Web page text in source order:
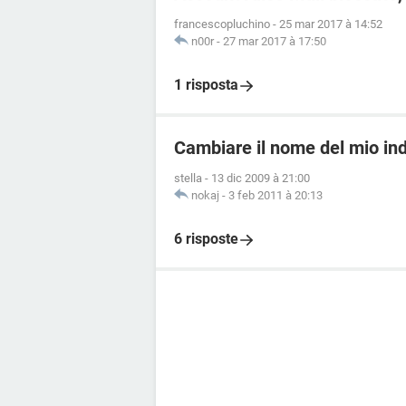
francescopluchino - 25 mar 2017 à 14:52
n00r - 27 mar 2017 à 17:50
1 risposta
Cambiare il nome del mio
stella - 13 dic 2009 à 21:00
nokaj - 3 feb 2011 à 20:13
6 risposte